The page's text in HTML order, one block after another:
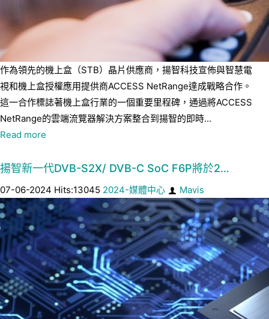
作為領先的機上盒（STB）晶片供應商，揚智科技宣佈與智慧電
視和機上盒授權應用提供商ACCESS NetRange達成戰略合作。
這一合作標誌著機上盒行業的一個重要里程碑，通過將ACCESS
NetRange的雲端流覽器解決方案整合到揚智的即時...
Read more
揚智新一代DVB-S2X/ DVB-C SoC F6P將於2…
07-06-2024 Hits:13045 2024-媒體中心 Mavis